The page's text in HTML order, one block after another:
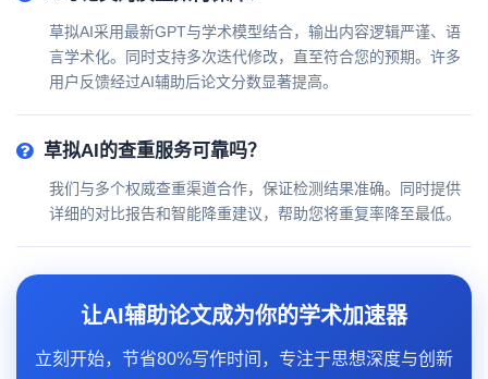
草拟AI采用最新GPT与学术模型结合，输出内容逻辑严谨、语
言学术化。同时支持多次迭代修改，直至符合您的预期。许多
用户反馈经过AI辅助后论文分数显著提高。
草拟AI的查重服务可靠吗？
我们与多个权威查重渠道合作，保证检测结果准确。同时提供
详细的对比报告和智能降重建议，帮助您将重复率降至最低。
让AI辅助论文成为你的学术加速器
立刻开始，节省80%写作时间，专注于思想深度与创新